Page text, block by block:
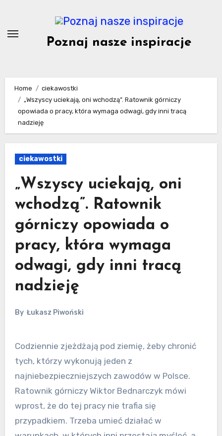
content
Poznaj nasze inspiracje
Home
ciekawostki
„Wszyscy uciekają, oni wchodzą”. Ratownik górniczy
opowiada o pracy, która wymaga odwagi, gdy inni tracą
nadzieję
ciekawostki
„Wszyscy uciekają, oni
wchodzą”. Ratownik
górniczy opowiada o
pracy, która wymaga
odwagi, gdy inni tracą
nadzieję
By Łukasz Piwoński
Codziennie zjeżdżają pod ziemię, żeby chronić
tych, którzy wykonują jeden z
najniebezpieczniejszych zawodów w Polsce.
Ratownik górniczy Wiktor Bednarczyk mówi
wprost, że do tej pracy nie trafia się
przypadkiem. Trzeba umieć działać w